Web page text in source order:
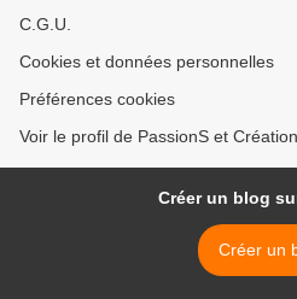
C.G.U.
Cookies et données personnelles
Préférences cookies
Voir le profil de PassionS et
Créer un blog
Créer un